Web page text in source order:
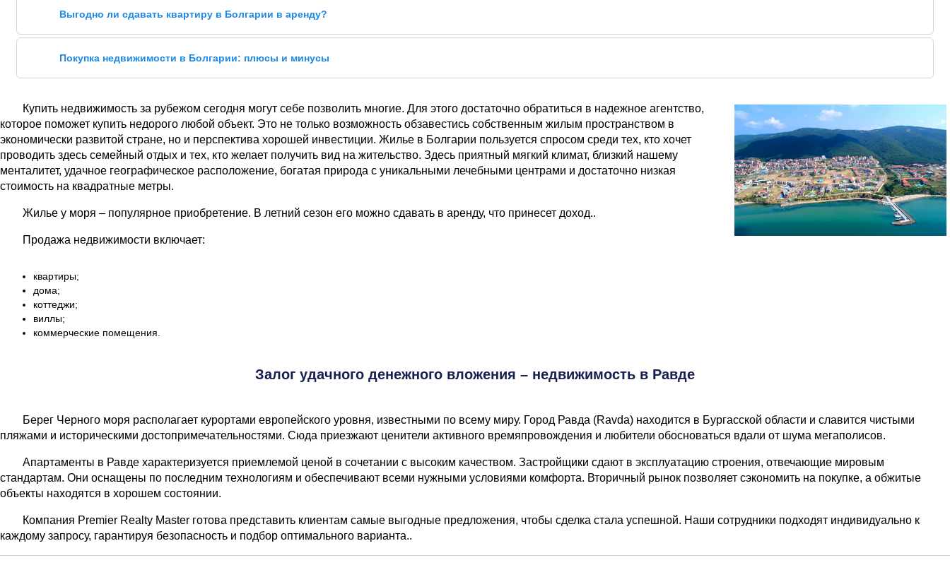
Выгодно ли сдавать квартиру в Болгарии в аренду?
Покупка недвижимости в Болгарии: плюсы и минусы
Купить недвижимость за рубежом сегодня могут себе позволить многие. Для этого достаточно обратиться в надежное агентство,
которое поможет купить недорого любой объект. Это не только возможность обзавестись собственным жилым пространством в
экономически развитой стране, но и перспектива хорошей инвестиции. Жилье в Болгарии пользуется спросом среди тех, кто хочет
проводить здесь семейный отдых и тех, кто желает получить вид на жительство. Здесь приятный мягкий климат, близкий нашему
менталитет, удачное географическое расположение, богатая природа с уникальными лечебными центрами и достаточно низкая
стоимость на квадратные метры.
Жилье у моря – популярное приобретение. В летний сезон его можно сдавать в аренду, что принесет доход..
Продажа недвижимости включает:
квартиры;
дома;
коттеджи;
виллы;
коммерческие помещения.
Залог удачного денежного вложения – недвижимость в Равде
Берег Черного моря располагает курортами европейского уровня, известными по всему миру. Город Равда (Ravda) находится в Бургасской области и славится чистыми
пляжами и историческими достопримечательностями. Сюда приезжают ценители активного времяпровождения и любители обосноваться вдали от шума мегаполисов.
Апартаменты в Равде характеризуется приемлемой ценой в сочетании с высоким качеством. Застройщики сдают в эксплуатацию строения, отвечающие мировым
стандартам. Они оснащены по последним технологиям и обеспечивают всеми нужными условиями комфорта. Вторичный рынок позволяет сэкономить на покупке, а обжитые
объекты находятся в хорошем состоянии.
Компания Premier Realty Master готова представить клиентам самые выгодные предложения, чтобы сделка стала успешной. Наши сотрудники подходят индивидуально к
каждому запросу, гарантируя безопасность и подбор оптимального варианта..